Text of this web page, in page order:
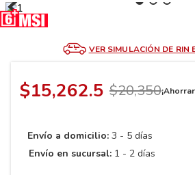
VER SIMULACIÓN DE RIN
$15,262.5 $20,350
Envío a domicilio: 3 - 5 días
Envío en sucursal: 1 - 2 días
8.195 65